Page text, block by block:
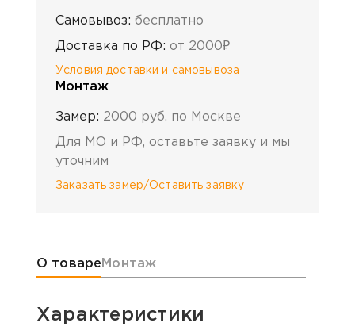
Самовывоз: бесплатно
Доставка по РФ: от 2000₽
Условия доставки и самовывоза
Монтаж
Замер: 2000 руб. по Москве
Для МО и РФ, оставьте заявку и мы
уточним
Заказать замер/Оставить заявку
Информация о товаре
О товаре Монтаж
Характеристики